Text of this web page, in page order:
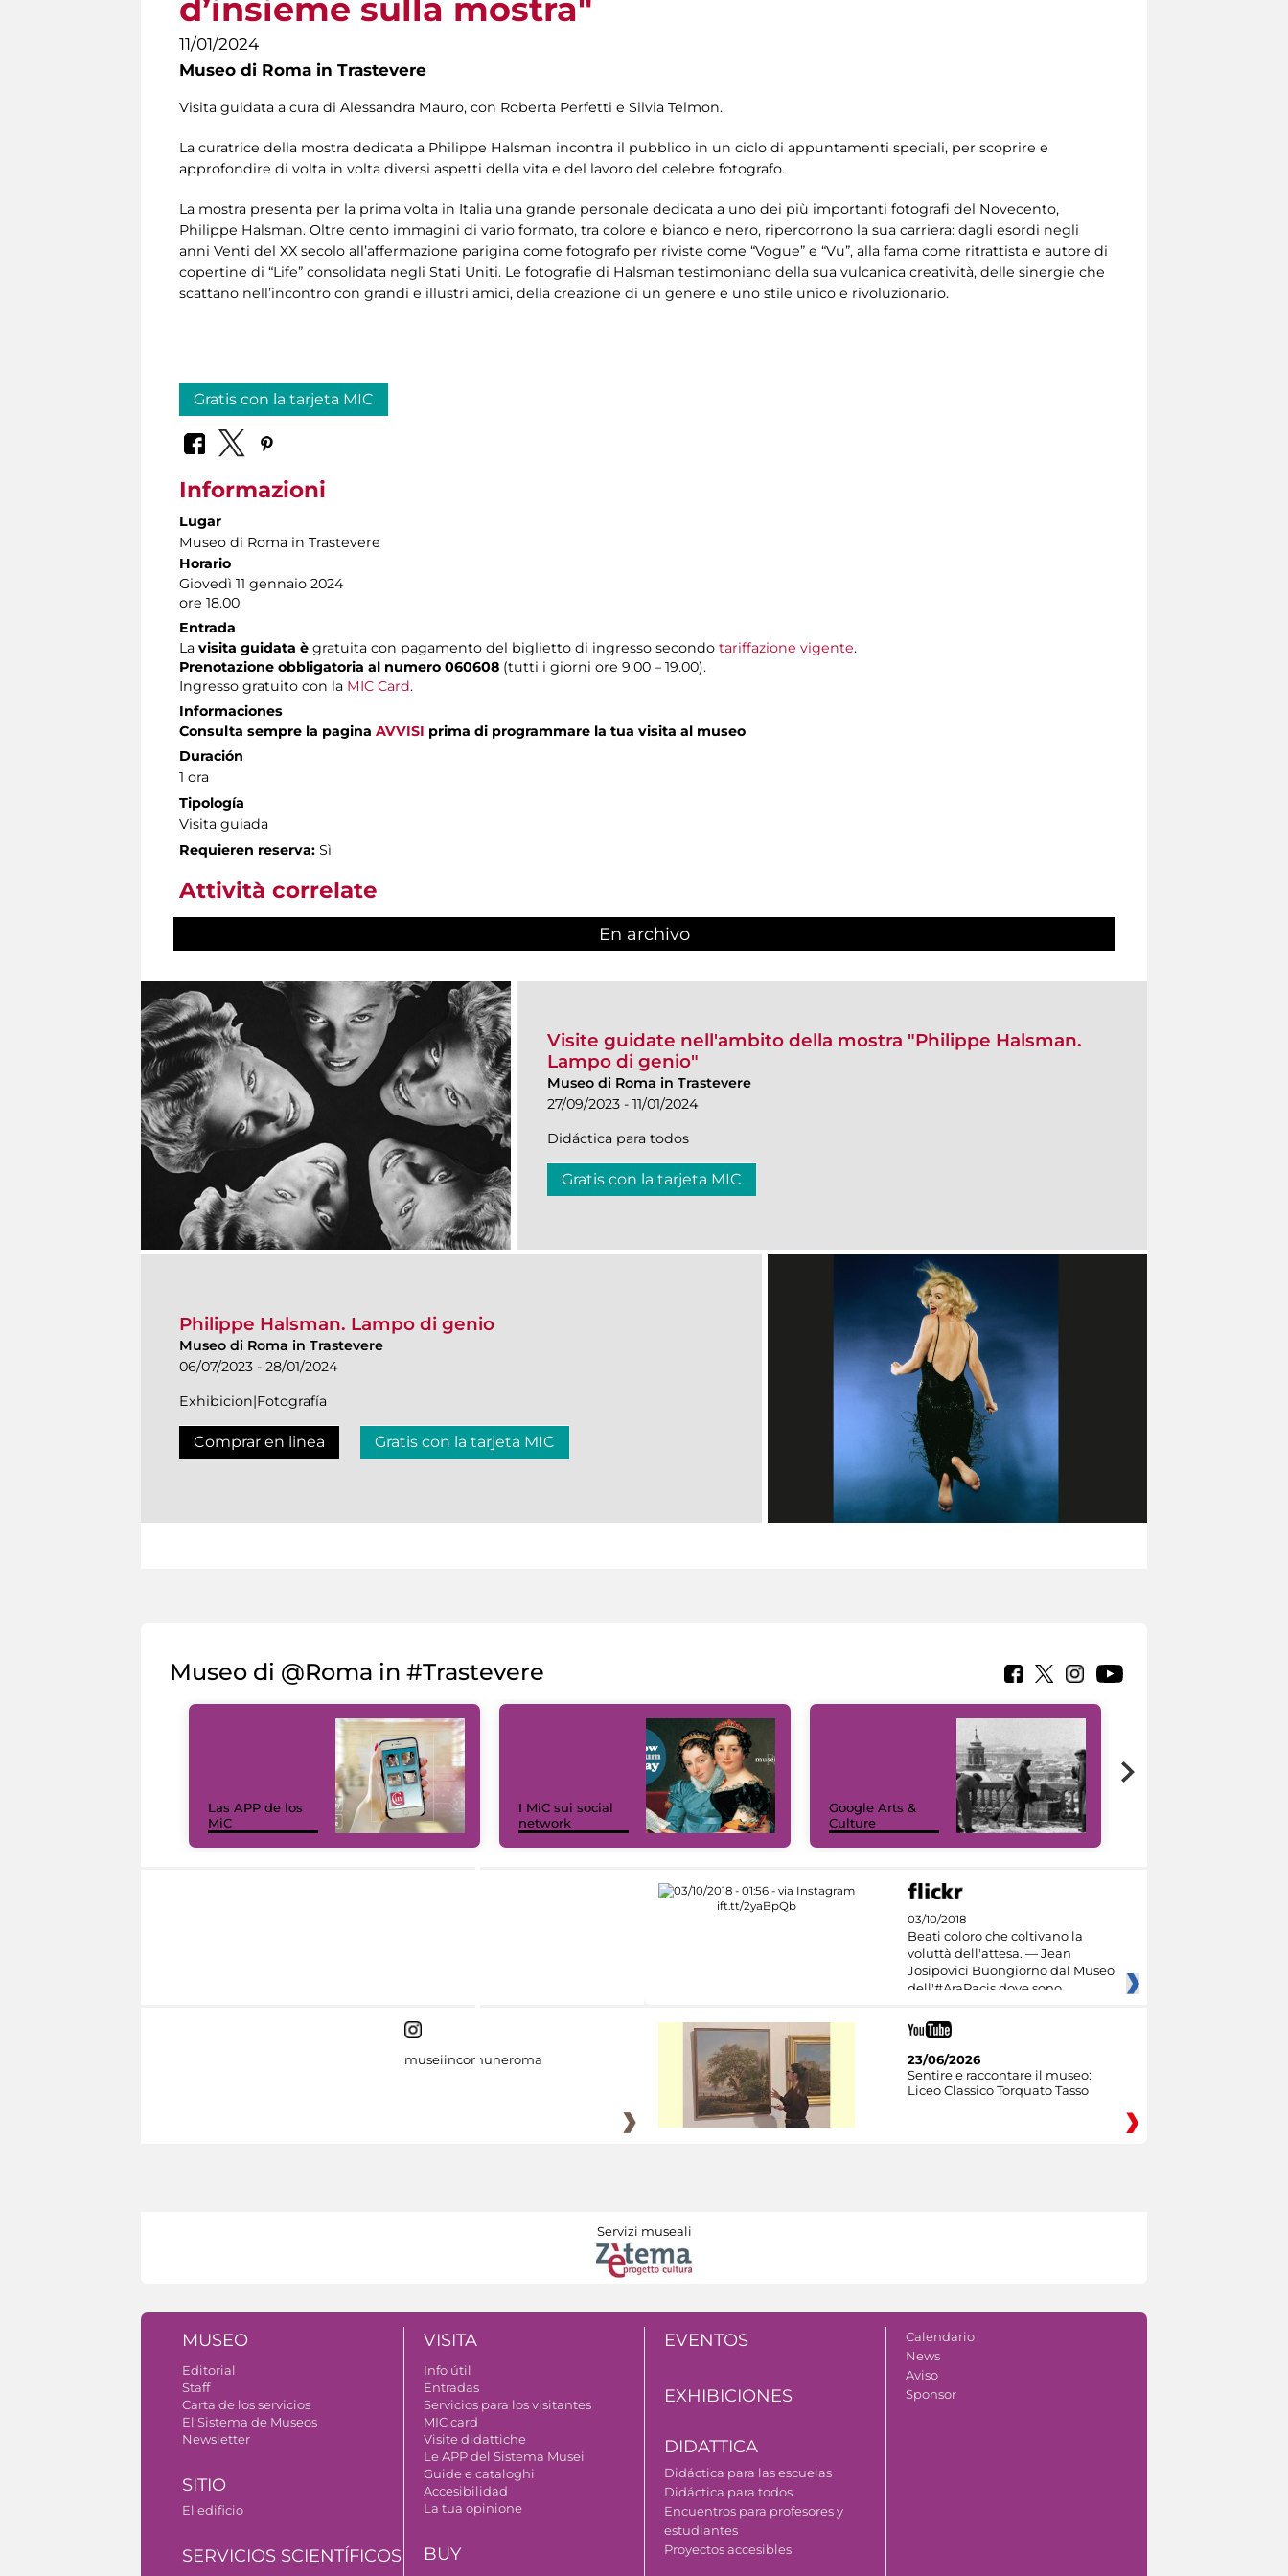
d’insieme sulla mostra"
11/01/2024
Museo di Roma in Trastevere
Visita guidata a cura di Alessandra Mauro, con Roberta Perfetti e Silvia Telmon.
La curatrice della mostra dedicata a Philippe Halsman incontra il pubblico in un ciclo di appuntamenti speciali, per scoprire e
approfondire di volta in volta diversi aspetti della vita e del lavoro del celebre fotografo.
La mostra presenta per la prima volta in Italia una grande personale dedicata a uno dei più importanti fotografi del Novecento,
Philippe Halsman. Oltre cento immagini di vario formato, tra colore e bianco e nero, ripercorrono la sua carriera: dagli esordi negli
anni Venti del XX secolo all’affermazione parigina come fotografo per riviste come “Vogue” e “Vu”, alla fama come ritrattista e autore di
copertine di “Life” consolidata negli Stati Uniti. Le fotografie di Halsman testimoniano della sua vulcanica creatività, delle sinergie che
scattano nell’incontro con grandi e illustri amici, della creazione di un genere e uno stile unico e rivoluzionario.
Gratis con la tarjeta MIC
Informazioni
Lugar
Museo di Roma in Trastevere
Horario
Giovedì 11 gennaio 2024
ore 18.00
Entrada
La visita guidata è gratuita con pagamento del biglietto di ingresso secondo tariffazione vigente.
Prenotazione obbligatoria al numero 060608 (tutti i giorni ore 9.00 – 19.00).
Ingresso gratuito con la MIC Card.
Informaciones
Consulta sempre la pagina AVVISI prima di programmare la tua visita al museo
Duración
1 ora
Tipología
Visita guiada
Requieren reserva: Sì
Attività correlate
En archivo
Visite guidate nell'ambito della mostra "Philippe Halsman.
Lampo di genio"
Museo di Roma in Trastevere
27/09/2023 - 11/01/2024
Didáctica para todos
Gratis con la tarjeta MIC
Philippe Halsman. Lampo di genio
Museo di Roma in Trastevere
06/07/2023 - 28/01/2024
Exhibicion|Fotografía
Comprar en linea Gratis con la tarjeta MIC
Museo di @Roma in #Trastevere
Las APP de los
MiC
I MiC sui social
network
Google Arts &
Culture
03/10/2018
Beati coloro che coltivano la
voluttà dell'attesa. — Jean
Josipovici Buongiorno dal Museo
dell'#AraPacis dove sono
museiincomuneroma
23/06/2026
Sentire e raccontare il museo:
Liceo Classico Torquato Tasso
Servizi museali
MUSEO
Editorial
Staff
Carta de los servicios
El Sistema de Museos
Newsletter
SITIO
El edificio
SERVICIOS SCIENTÍFICOS
VISITA
Info útil
Entradas
Servicios para los visitantes
MIC card
Visite didattiche
Le APP del Sistema Musei
Guide e cataloghi
Accesibilidad
La tua opinione
BUY
EVENTOS
EXHIBICIONES
DIDATTICA
Didáctica para las escuelas
Didáctica para todos
Encuentros para profesores y
estudiantes
Proyectos accesibles
Calendario
News
Aviso
Sponsor